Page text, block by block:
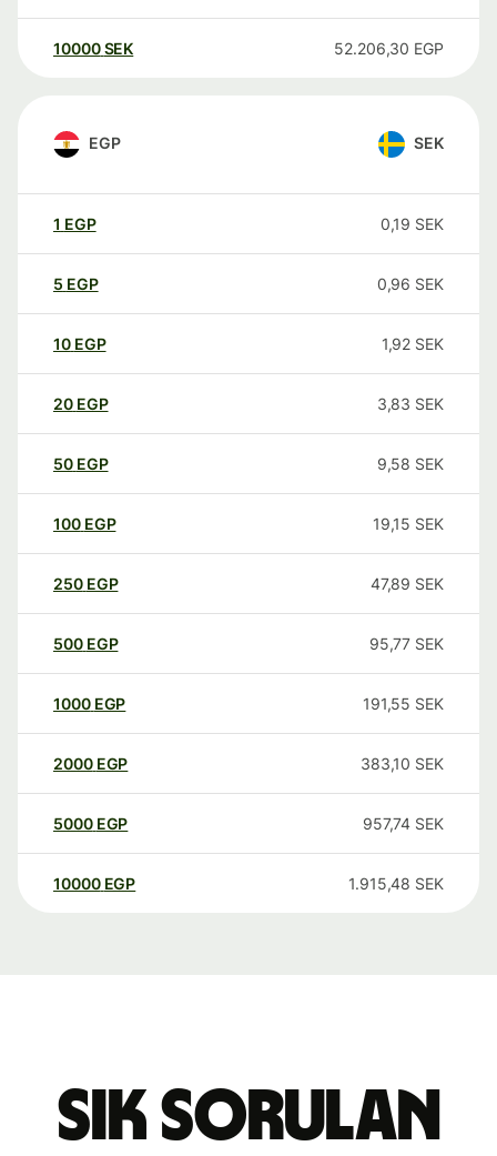
10000 SEK 52.206,30 EGP
EGP SEK
1 EGP 0,19 SEK
5 EGP 0,96 SEK
10 EGP 1,92 SEK
20 EGP 3,83 SEK
50 EGP 9,58 SEK
100 EGP 19,15 SEK
250 EGP 47,89 SEK
500 EGP 95,77 SEK
1000 EGP 191,55 SEK
2000 EGP 383,10 SEK
5000 EGP 957,74 SEK
10000 EGP 1.915,48 SEK
Sık sorulan